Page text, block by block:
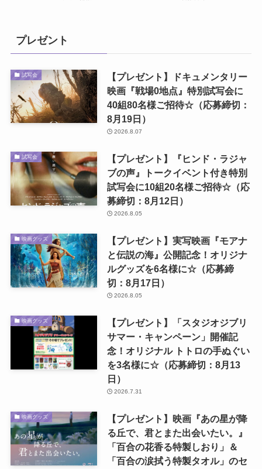
プレゼント
試写会
【プレゼント】ドキュメンタリー
映画『戦場0地点』特別試写会に
40組80名様ご招待☆（応募締切：
8月19日）
2026.8.07
試写会
【プレゼント】『ヒンド・ラジャ
ブの声』トークイベント付き特別
試写会に10組20名様ご招待☆（応
募締切：8月12日）
2026.8.05
映画グッズ
【プレゼント】実写映画『モアナ
と伝説の海』公開記念！オリジナ
ルグッズを6名様に☆（応募締
切：8月17日）
2026.8.05
映画グッズ
【プレゼント】「スタジオジブリ
サマー・キャンペーン」開催記
念！オリジナル トトロの手ぬぐい
を3名様に☆（応募締切：8月13
日）
2026.7.31
映画グッズ
【プレゼント】映画『あの星が降
る丘で、君とまた出会いたい。』
「百合の花香る特製しおり」＆
「百合の涙拭う特製タオル」のセ